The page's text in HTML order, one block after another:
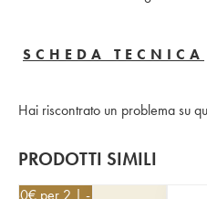
SCHEDA TECNICA
Hai riscontrato un problema su
PRODOTTI SIMILI
€ per 2 | - 10%